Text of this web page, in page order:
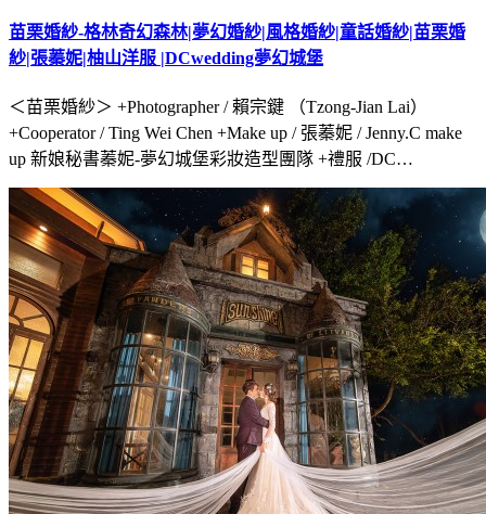
苗栗婚紗-格林奇幻森林|夢幻婚紗|風格婚紗|童話婚紗|苗栗婚
紗|張蓁妮|柚山洋服 |DCwedding夢幻城堡
＜苗栗婚紗＞ +Photographer / 賴宗鍵 （Tzong-Jian Lai）
+Cooperator / Ting Wei Chen +Make up / 張蓁妮 / Jenny.C make
up 新娘秘書蓁妮-夢幻城堡彩妝造型團隊 +禮服 /DC…